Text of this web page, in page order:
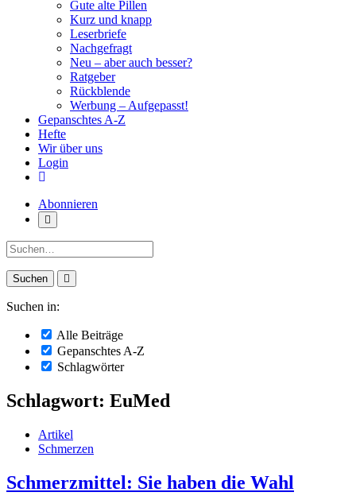
Gute alte Pillen
Kurz und knapp
Leserbriefe
Nachgefragt
Neu – aber auch besser?
Ratgeber
Rückblende
Werbung – Aufgepasst!
Gepanschtes A-Z
Hefte
Wir über uns
Login
Abonnieren
Suche:
Suchen in:
Alle Beiträge
Gepanschtes A-Z
Schlagwörter
Schlagwort: EuMed
Artikel
Schmerzen
Schmerzmittel: Sie haben die Wahl